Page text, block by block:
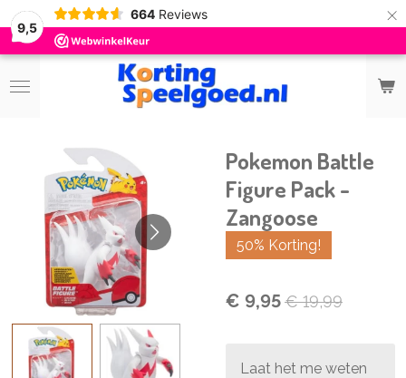
9,5
664 Reviews ×
Pokemon Battle
Figure Pack -
Zangoose
50% Korting!
€ 9,95€ 19,99
Laat het me weten